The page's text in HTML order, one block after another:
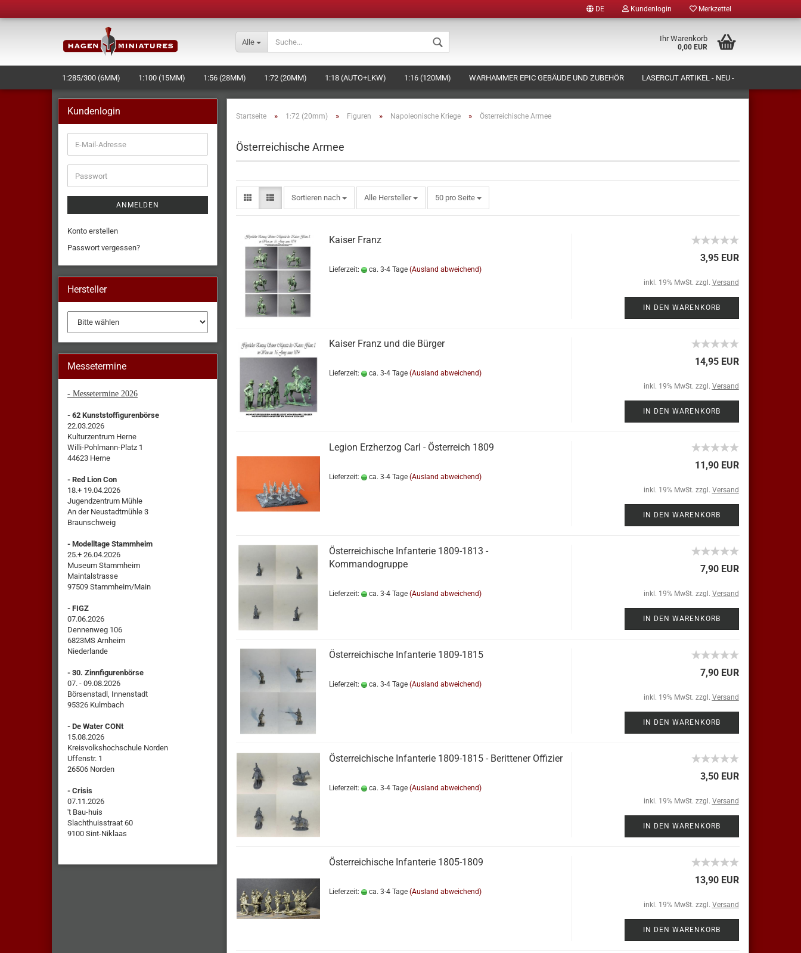
DE
Währung auswählen
Kundenlogin Merkzettel
Alle Ihr Warenkorb
0,00 EUR
1:285/300 (6MM) 1:100 (15MM) 1:56 (28MM) 1:72 (20MM) 1:18 (AUTO+LKW) 1:16 (120MM) WARHAMMER EPIC GEBÄUDE UND ZUBEHÖR LASERCUT ARTIKEL - NEU -
SCHIFFE/RAUMSCHIFFE BASES WERKZEUG + ZUBEHÖR DAS HAGEN-MINIATURES KONZEPT (EIGENE FIGUREN HERSTELLEN LASSEN) FORMENBAU UND PRODUKTION
Startseite » 1:72 (20mm) » Figuren » Napoleonische Kriege » Österreichische Armee
Österreichische Armee
Sortieren nach Alle Hersteller 50 pro Seite
Kaiser Franz
Lieferzeit: ca. 3-4 Tage (Ausland abweichend)
3,95 EUR
inkl. 19% MwSt. zzgl. Versand
IN DEN WARENKORB
Kaiser Franz und die Bürger
Lieferzeit: ca. 3-4 Tage (Ausland abweichend)
14,95 EUR
inkl. 19% MwSt. zzgl. Versand
IN DEN WARENKORB
Legion Erzherzog Carl - Österreich 1809
Lieferzeit: ca. 3-4 Tage (Ausland abweichend)
11,90 EUR
inkl. 19% MwSt. zzgl. Versand
IN DEN WARENKORB
Österreichische Infanterie 1809-1813 -
Kommandogruppe
Lieferzeit: ca. 3-4 Tage (Ausland abweichend)
7,90 EUR
inkl. 19% MwSt. zzgl. Versand
IN DEN WARENKORB
Österreichische Infanterie 1809-1815
Lieferzeit: ca. 3-4 Tage (Ausland abweichend)
7,90 EUR
inkl. 19% MwSt. zzgl. Versand
IN DEN WARENKORB
Österreichische Infanterie 1809-1815 - Berittener Offizier
Lieferzeit: ca. 3-4 Tage (Ausland abweichend)
3,50 EUR
inkl. 19% MwSt. zzgl. Versand
IN DEN WARENKORB
Österreichische Infanterie 1805-1809
Lieferzeit: ca. 3-4 Tage (Ausland abweichend)
13,90 EUR
inkl. 19% MwSt. zzgl. Versand
IN DEN WARENKORB
Kundenlogin
ANMELDEN
Konto erstellen
Passwort vergessen?
Hersteller
Messetermine
- Messetermine 2026
- 62 Kunststoffigurenbörse
22.03.2026
Kulturzentrum Herne
Willi-Pohlmann-Platz 1
44623 Herne
- Red Lion Con
18.+ 19.04.2026
Jugendzentrum Mühle
An der Neustadtmühle 3
Braunschweig
- Modelltage Stammheim
25.+ 26.04.2026
Museum Stammheim
Maintalstrasse
97509 Stammheim/Main
- FIGZ
07.06.2026
Dennenweg 106
6823MS Arnheim
Niederlande
- 30. Zinnfigurenbörse
07. - 09.08.2026
Börsenstadl, Innenstadt
95326 Kulmbach
- De Water CONt
15.08.2026
Kreisvolkshochschule Norden
Uffenstr. 1
26506 Norden
- Crisis
07.11.2026
't Bau-huis
Slachthuisstraat 60
9100 Sint-Niklaas